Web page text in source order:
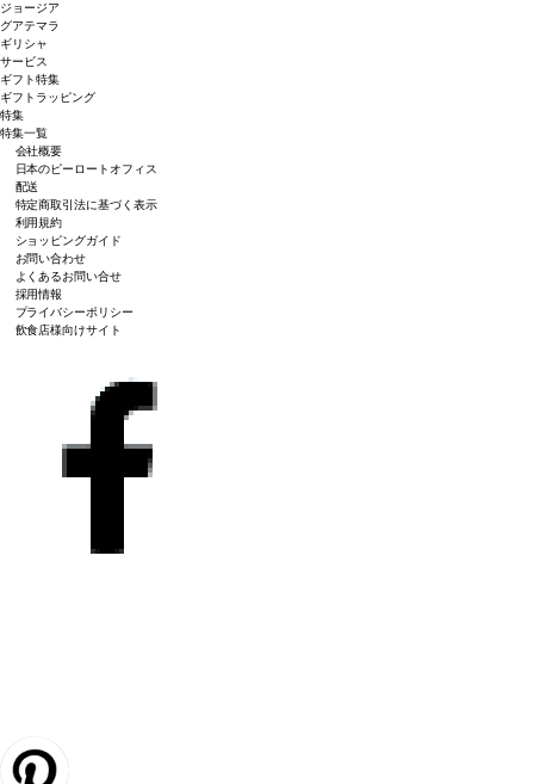
ジョージア
グアテマラ
ギリシャ
サービス
ギフト特集
ギフトラッピング
特集
特集一覧
会社概要
日本のピーロートオフィス
配送
特定商取引法に基づく表示
利用規約
ショッピングガイド
お問い合わせ
よくあるお問い合せ
採用情報
プライバシーポリシー
飲食店様向けサイト